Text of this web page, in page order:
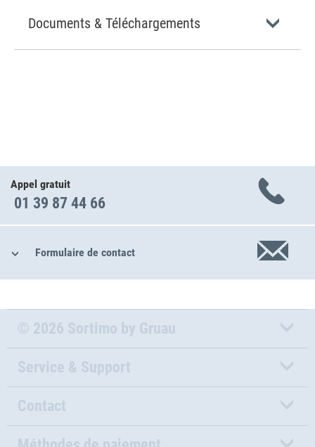
Documents & Téléchargements
Appel gratuit
01 39 87 44 66
Formulaire de contact
© 2026 Sortimo by Gruau
Service & Support
Contact